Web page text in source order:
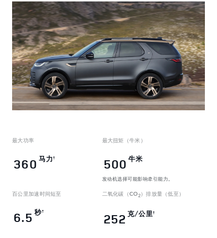
最大功率
360 马力†
最大扭矩（牛米）
500 牛米
发动机选择可能影响牵引能力。
百公里加速时间短至
6.5 秒†
二氧化碳（CO2）排放量（低至）
252 克/公里†